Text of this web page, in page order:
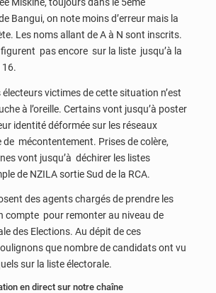
Bangui, on note moins d’erreur mais la
Les noms allant de A à N sont inscrits.
figurent pas encore sur la liste jusqu’à la
16.
électeurs victimes de cette situation n’est
à l’oreille. Certains vont jusqu’à poster
identité déformée sur les réseaux
mécontentement. Prises de colère,
vont jusqu’à déchirer les listes
de NZILA sortie Sud de la RCA.
des agents chargés de prendre les
compte pour remonter au niveau de
des Elections. Au dépit de ces
que nombre de candidats ont vu
sur la liste électorale.
en direct sur notre chaîne